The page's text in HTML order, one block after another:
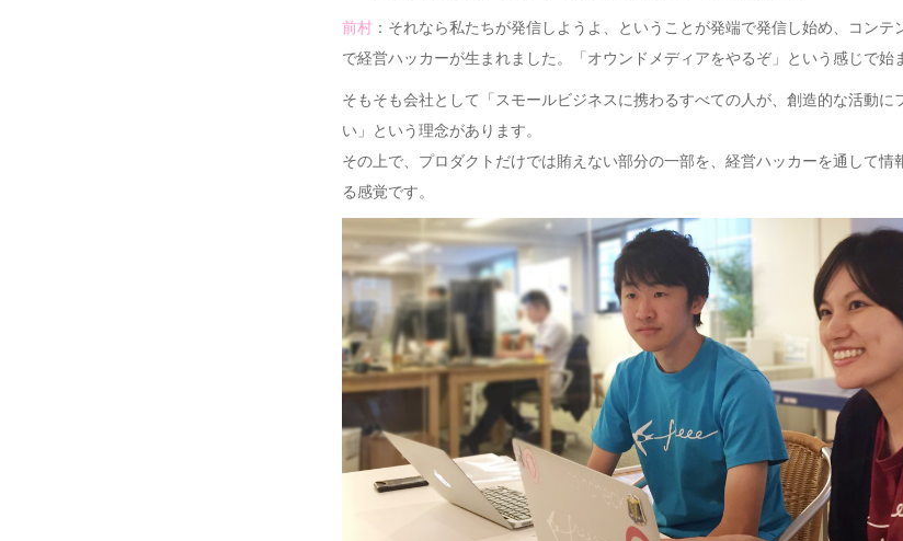
前村 ：それなら私たちが発信しようよ、ということが発端で発信し始め、コンテ
で経営ハッカーが生まれました。「オウンドメディアをやるぞ」という感じで始
そもそも会社として「スモールビジネスに携わるすべての人が、創造的な活動に
い」という理念があります。
その上で、プロダクトだけでは賄えない部分の一部を、経営ハッカーを通して情
る感覚です。